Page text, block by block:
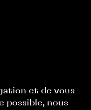
et de vous
possible, nous